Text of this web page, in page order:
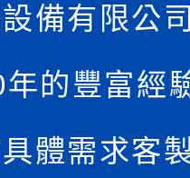
備有限公
的豐富經
體需求客